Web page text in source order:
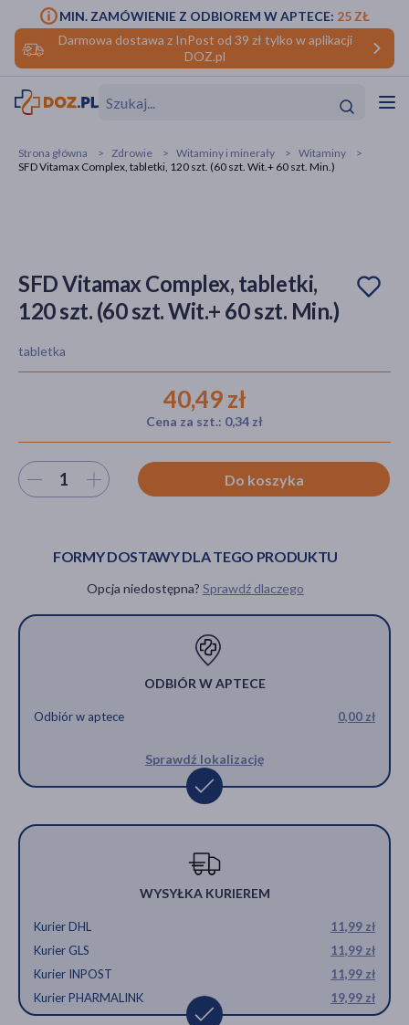
Darmowa dostawa z InPost od 39 zł tylko w aplikacji
DOZ.pl
MIN. ZAMÓWIENIE Z ODBIOREM W APTECE: 25 ZŁ
Hit
Strona główna Zdrowie Witaminy i minerały
Witaminy
SFD Vitamax Complex, tabletki, 120 szt. (60 szt. Wit.+ 60 szt. Min.)
SFD Vitamax Complex, tabletki,
120 szt. (60 szt. Wit.+ 60 szt. Min.)
tabletka
40,49 zł
Cena za szt.: 0,34 zł
Wybierz ilość Do koszyka
FORMY DOSTAWY DLA TEGO PRODUKTU
Opcja niedostępna? Sprawdź dlaczego
ODBIÓR W APTECE
Odbiór w aptece 0,00 zł
Sprawdź lokalizację
WYSYŁKA KURIEREM
Kurier DHL
11,99 zł
Kurier GLS
11,99 zł
Kurier INPOST
11,99 zł
Kurier PHARMALINK
19,99 zł